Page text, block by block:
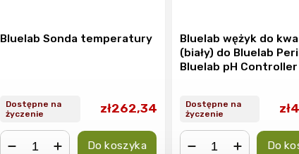
Bluelab Sonda temperatury
Dostępne na
życzenie
zł262,34
Do koszyka
Bluelab wężyk do
(biały) do Bluelab
Bluelab pH Controller
Dostępne na
życzenie
Do